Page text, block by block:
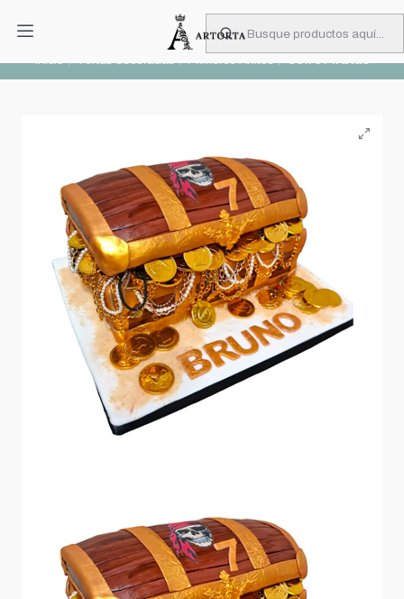
PIDA CON MUCHA ANTICIPACIÓN
Inicio Tortas decoradas Primeros Añitos Cofre Piratas